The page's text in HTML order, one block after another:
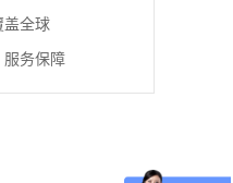
盖全球
服务保障